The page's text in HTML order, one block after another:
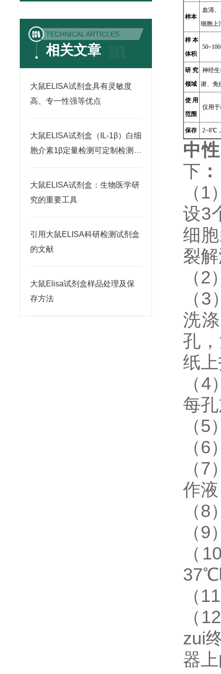
TECHNICAL ARTICLES
相关文章
大鼠ELISA试剂盒具有灵敏度
高、专一性强等优点
大鼠ELISA试剂盒（IL-1β）白细
胞介素1β定量检测可定制检测范
大鼠ELISA试剂盒：生物医学研
究的重要工具
引用大鼠ELISA科研检测试剂盒
的文献
大鼠Elisa试剂盒样品处理及保
存方法
样本
血清
细胞上
样本
体积
研究
领域
神经
谢、免
使用
范围
仅用
保存 2~8℃
中
下 ：
（
设3
细
裂
（
（
洗
孔
纸
（
每
（
（
（
作
（
（
（
（
（
zui
器